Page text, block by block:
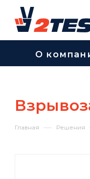
О
Главная — Решения